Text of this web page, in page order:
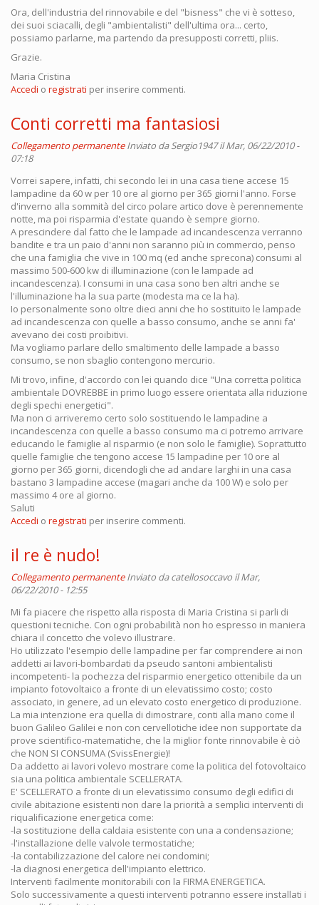
Ora, dell'industria del rinnovabile e del "bisness" che vi è sotteso,
dei suoi sciacalli, degli "ambientalisti" dell'ultima ora... certo,
possiamo parlarne, ma partendo da presupposti corretti, pliis.
Grazie.
Maria Cristina
Accedi o registrati per inserire commenti.
Conti corretti ma fantasiosi
Collegamento permanente Inviato da Sergio1947il Mar, 06/22/2010 -
07:18
Vorrei sapere, infatti, chi secondo lei in una casa tiene accese 15
lampadine da 60 w per 10 ore al giorno per 365 giorni l'anno. Forse
d'inverno alla sommità del circo polare artico dove è perennemente
notte, ma poi risparmia d'estate quando è sempre giorno.
A prescindere dal fatto che le lampade ad incandescenza verranno
bandite e tra un paio d'anni non saranno più in commercio, penso
che una famiglia che vive in 100 mq (ed anche sprecona) consumi al
massimo 500-600 kw di illuminazione (con le lampade ad
incandescenza). I consumi in una casa sono ben altri anche se
l'illuminazione ha la sua parte (modesta ma ce la ha).
Io personalmente sono oltre dieci anni che ho sostituito le lampade
ad incandescenza con quelle a basso consumo, anche se anni fa'
avevano dei costi proibitivi.
Ma vogliamo parlare dello smaltimento delle lampade a basso
consumo, se non sbaglio contengono mercurio.
Mi trovo, infine, d'accordo con lei quando dice "Una corretta politica
ambientale DOVREBBE in primo luogo essere orientata alla riduzione
degli spechi energetici".
Ma non ci arriveremo certo solo sostituendo le lampadine a
incandescenza con quelle a basso consumo ma ci potremo arrivare
educando le famiglie al risparmio (e non solo le famiglie). Soprattutto
quelle famiglie che tengono accese 15 lampadine per 10 ore al
giorno per 365 giorni, dicendogli che ad andare larghi in una casa
bastano 3 lampadine accese (magari anche da 100 W) e solo per
massimo 4 ore al giorno.
Saluti
Accedi o registrati per inserire commenti.
il re è nudo!
Collegamento permanente Inviato dacatellosoccavo il Mar,
06/22/2010 - 12:55
Mi fa piacere che rispetto alla risposta di Maria Cristina si parli di
questioni tecniche. Con ogni probabilità non ho espresso in maniera
chiara il concetto che volevo illustrare.
Ho utilizzato l'esempio delle lampadine per far comprendere ai non
addetti ai lavori-bombardati da pseudo santoni ambientalisti
incompetenti- la pochezza del risparmio energetico ottenibile da un
impianto fotovoltaico a fronte di un elevatissimo costo; costo
associato, in genere, ad un elevato costo energetico di produzione.
La mia intenzione era quella di dimostrare, conti alla mano come il
buon Galileo Galilei e non con cervellotiche idee non supportate da
prove scientifico-matematiche, che la miglior fonte rinnovabile è ciò
che NON SI CONSUMA (SvissEnergie)!
Da addetto ai lavori volevo mostrare come la politica del fotovoltaico
sia una politica ambientale SCELLERATA.
E' SCELLERATO a fronte di un elevatissimo consumo degli edifici di
civile abitazione esistenti non dare la priorità a semplici interventi di
riqualificazione energetica come:
-la sostituzione della caldaia esistente con una a condensazione;
-l'installazione delle valvole termostatiche;
-la contabilizzazione del calore nei condomini;
-la diagnosi energetica dell'impianto elettrico.
Interventi facilmente monitorabili con la FIRMA ENERGETICA.
Solo successivamente a questi interventi potranno essere installati i